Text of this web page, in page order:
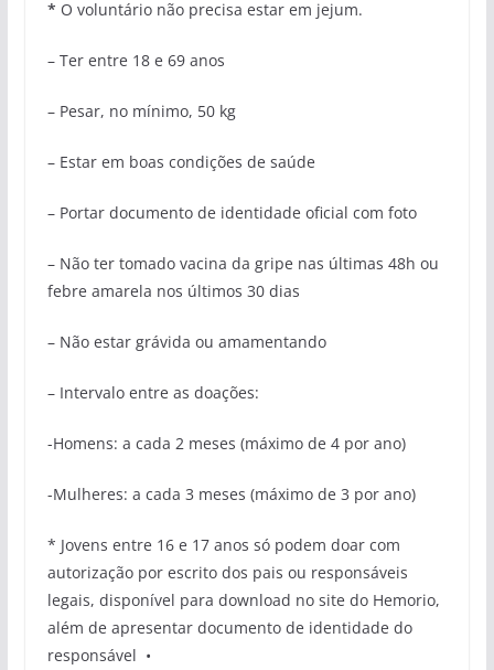
* O voluntário não precisa estar em jejum.
– Ter entre 18 e 69 anos
– Pesar, no mínimo, 50 kg
– Estar em boas condições de saúde
– Portar documento de identidade oficial com foto
– Não ter tomado vacina da gripe nas últimas 48h ou
febre amarela nos últimos 30 dias
– Não estar grávida ou amamentando
– Intervalo entre as doações:
-Homens: a cada 2 meses (máximo de 4 por ano)
-Mulheres: a cada 3 meses (máximo de 3 por ano)
* Jovens entre 16 e 17 anos só podem doar com
autorização por escrito dos pais ou responsáveis
legais, disponível para download no site do Hemorio,
além de apresentar documento de identidade do
responsável •